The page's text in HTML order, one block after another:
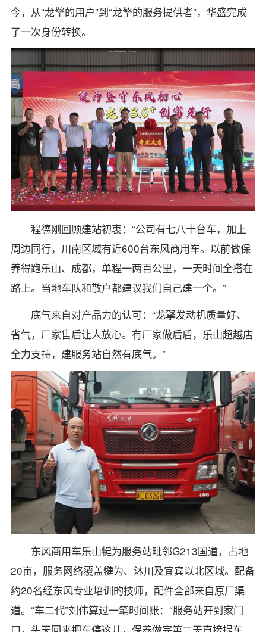
今，从“龙擎的用户”到“龙擎的服务提供者”，华盛完成
了一次身份转换。
程德刚回顾建站初衷：“公司有七八十台车，加上
周边同行，川南区域有近600台东风商用车。以前做保
养得跑乐山、成都，单程一两百公里，一天时间全搭在
路上。当地车队和散户都建议我们自己建一个。”
底气来自对产品力的认可：“龙擎发动机质量好、
省气，厂家售后让人放心。有厂家做后盾，乐山超越店
全力支持，建服务站自然有底气。”
东风商用车乐山犍为服务站毗邻G213国道，占地
20亩，服务网络覆盖犍为、沐川及宜宾以北区域。配备
约20名经东风专业培训的技师，配件全部来自原厂渠
道。“车二代”刘伟算过一笔时间账：“服务站开到家门